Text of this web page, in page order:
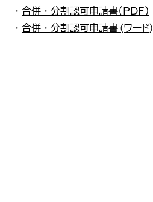
・ 合併・分割認可申請書（ＰＤＦ）
・ 合併・分割認可申請書 (ワード)